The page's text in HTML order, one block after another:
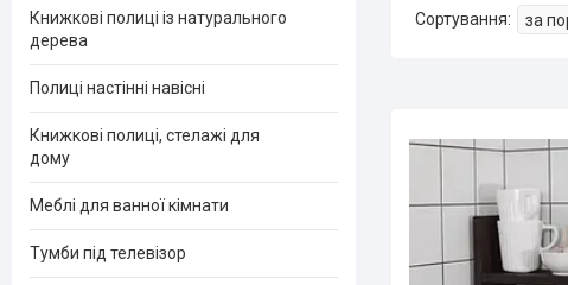
Книжкові полиці із натурального
дерева
Полиці настінні навісні
Книжкові полиці, стелажі для
дому
Меблі для ванної кімнати
Тумби під телевізор